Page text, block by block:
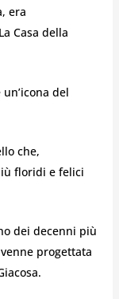
era
Casa della
del
che,
floridi e felici
dei decenni più
progettata